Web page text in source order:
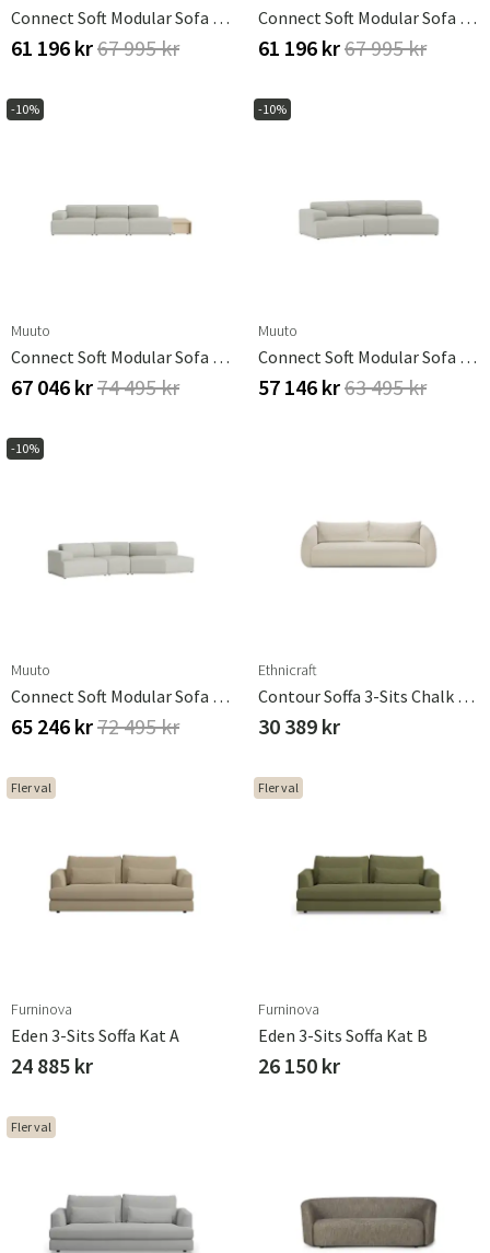
Connect Soft Modular Sofa / 3-Seater - Configuration 2 - Clay 12
61 196 kr67 995 kr
Connect Soft Modular Sofa / 3-Seater - Configuration 3 - Clay 12
61 196 kr67 995 kr
-10%
Muuto
Connect Soft Modular Sofa / 3-Seater - Configuration 4 - Clay 12
67 046 kr74 495 kr
-10%
Muuto
Connect Soft Modular Sofa / 3-Seater - Configuration 5 - Clay 12
57 146 kr63 495 kr
-10%
Muuto
Connect Soft Modular Sofa / 3-Seater - Configuration 6 - Clay 12
65 246 kr72 495 kr
Ethnicraft
Contour Soffa 3-Sits Chalk 244x107 Cm
30 389 kr
Fler val
Furninova
Eden 3-Sits Soffa Kat A
24 885 kr
Fler val
Furninova
Eden 3-Sits Soffa Kat B
26 150 kr
Fler val